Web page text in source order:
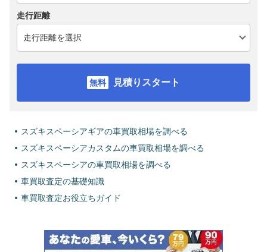
走行距離
見積りスタート
スズキスペーシアギアの車買取相場を調べる
スズキスペーシアカスタムの車買取相場を調べる
スズキスペーシアの車買取相場を調べる
車買取査定の基礎知識
車買取査定お役立ちガイド